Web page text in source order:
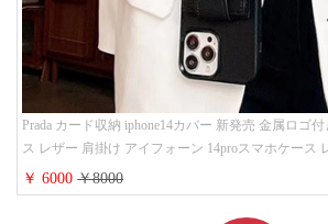
Prada カード収納 iphone14カバー 新発売 金属ロゴ付
ス レザー 肩掛け アイフォーン 14proスマホケース
￥ 6000￥8000